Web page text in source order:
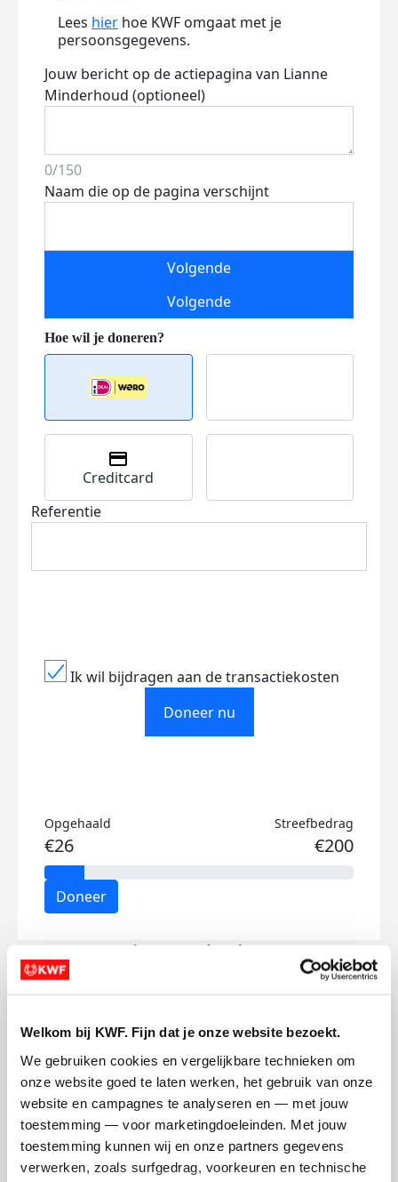
Welkom bij KWF. Fijn dat je onze website bezoekt.
We gebruiken cookies en vergelijkbare technieken om
onze website goed te laten werken, het gebruik van onze
website en campagnes te analyseren en — met jouw
toestemming — voor marketingdoeleinden. Met jouw
toestemming kunnen wij en onze partners gegevens
verwerken, zoals surfgedrag, voorkeuren en technische
Lees hier hoe KWF omgaat met je
persoonsgegevens.
Jouw bericht op de actiepagina van Lianne
Minderhoud (optioneel)
0/150
Naam die op de pagina verschijnt
Volgende
Volgende
Creditcard
Referentie
Ik wil bijdragen aan de transactiekosten
Doneer nu
Opgehaald
€26
Streefbedrag
€200
Doneer
Lianne's badges